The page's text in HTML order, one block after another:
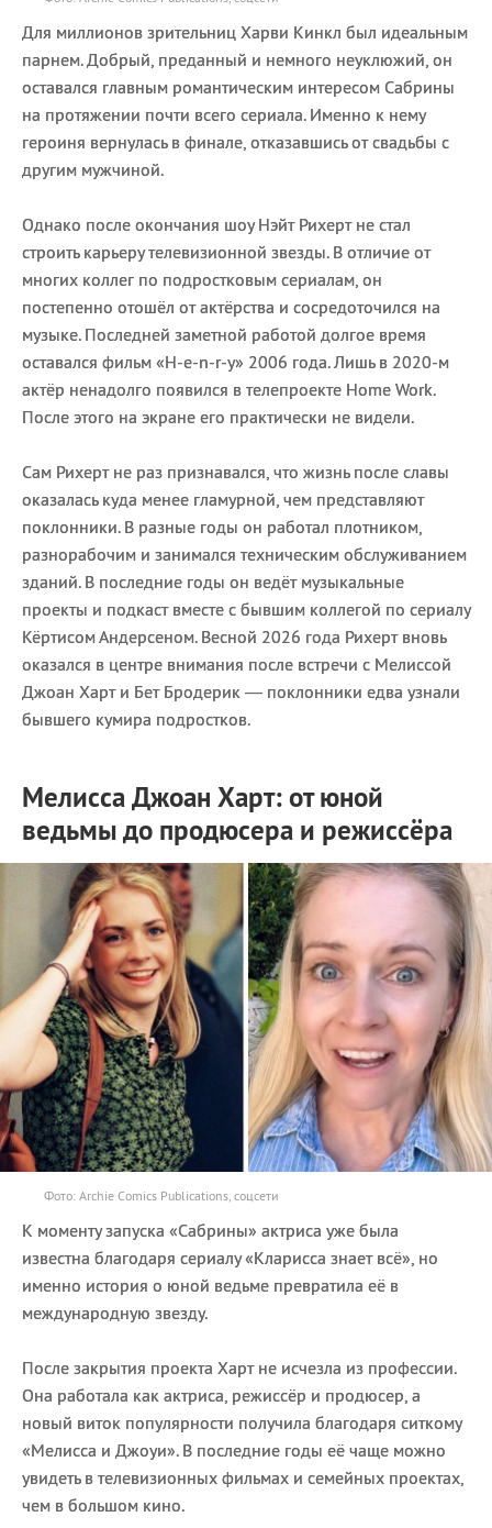
Для миллионов зрительниц Харви Кинкл был идеальным
парнем. Добрый, преданный и немного неуклюжий, он
оставался главным романтическим интересом Сабрины
на протяжении почти всего сериала. Именно к нему
героиня вернулась в финале, отказавшись от свадьбы с
другим мужчиной.
Однако после окончания шоу Нэйт Рихерт не стал
строить карьеру телевизионной звезды. В отличие от
многих коллег по подростковым сериалам, он
постепенно отошёл от актёрства и сосредоточился на
музыке. Последней заметной работой долгое время
оставался фильм «H-e-n-r-y» 2006 года. Лишь в 2020-м
актёр ненадолго появился в телепроекте Home Work.
После этого на экране его практически не видели.
Сам Рихерт не раз признавался, что жизнь после славы
оказалась куда менее гламурной, чем представляют
поклонники. В разные годы он работал плотником,
разнорабочим и занимался техническим обслуживанием
зданий. В последние годы он ведёт музыкальные
проекты и подкаст вместе с бывшим коллегой по сериалу
Кёртисом Андерсеном. Весной 2026 года Рихерт вновь
оказался в центре внимания после встречи с Мелиссой
Джоан Харт и Бет Бродерик — поклонники едва узнали
бывшего кумира подростков.
Мелисса Джоан Харт: от юной
ведьмы до продюсера и режиссёра
Фото: Archie Comics Publications, соцсети
К моменту запуска «Сабрины» актриса уже была
известна благодаря сериалу «Кларисса знает всё», но
именно история о юной ведьме превратила её в
международную звезду.
После закрытия проекта Харт не исчезла из профессии.
Она работала как актриса, режиссёр и продюсер, а
новый виток популярности получила благодаря ситкому
«Мелисса и Джоуи». В последние годы её чаще можно
увидеть в телевизионных фильмах и семейных проектах,
чем в большом кино.